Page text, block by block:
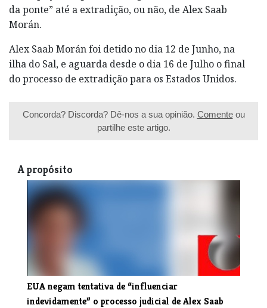
da ponte” até a extradição, ou não, de Alex Saab
Morán.
Alex Saab Morán foi detido no dia 12 de Junho, na
ilha do Sal, e aguarda desde o dia 16 de Julho o final
do processo de extradição para os Estados Unidos.
Concorda? Discorda? Dê-nos a sua opinião. Comenteou
partilhe este artigo.
A propósito
EUA negam tentativa de “influenciar
indevidamente” o processo judicial de Alex Saab